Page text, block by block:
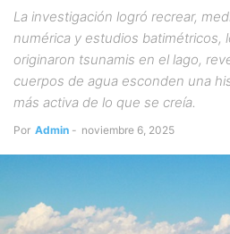
La investigación logró recrear,
numérica y estudios batimétricos,
originaron tsunamis en el lago,
cuerpos de agua esconden una
más activa de lo que se creía.
Por Admin - noviembre 6, 2025